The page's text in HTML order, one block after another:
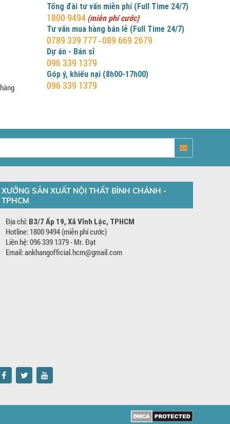
Tổng đài tư vấn miễn phí (Full Time 24/7)
1800 9494 (miễn phí cước)
Tư vấn mua hàng bán lẻ (Full Time 24/7)
0789 339 777 -089 669 2679
Dự án - Bán sỉ
096 339 1379
Góp ý, khiếu nại (8h00-17h00)
096 339 1379
XƯỞNG SẢN XUẤT NỘI THẤT BÌNH CHÁNH -
TPHCM
Địa chỉ: B3/7 Ấp 19, Xã Vĩnh Lộc, TPHCM
Hotline: 1800 9494 (miễn phí cước)
Liên hệ: 096 339 1379 - Mr. Đạt
Email: ankhangofficial.hcm@gmail.com